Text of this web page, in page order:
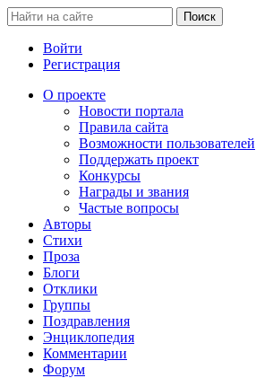
Войти
Регистрация
О проекте
Новости портала
Правила сайта
Возможности пользователей
Поддержать проект
Конкурсы
Награды и звания
Частые вопросы
Авторы
Стихи
Проза
Блоги
Отклики
Группы
Поздравления
Энциклопедия
Комментарии
Форум